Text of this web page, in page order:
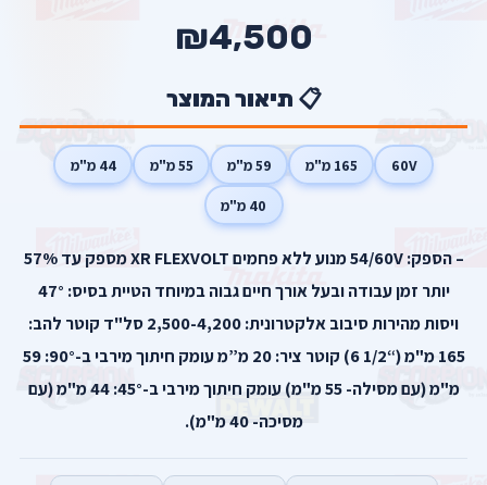
₪4,500
📋 תיאור המוצר
60V 165 מ"מ 59 מ"מ 55 מ"מ 44 מ"מ
40 מ"מ
– הספק: 54/60V מנוע ללא פחמים XR FLEXVOLT מספק עד 57%
יותר זמן עבודה ובעל אורך חיים גבוה במיוחד הטיית בסיס: 47°
ויסות מהירות סיבוב אלקטרונית: 2,500-4,200 סל"ד קוטר להב:
165 מ"מ (“1/2 6) קוטר ציר: 20 מ”מ עומק חיתוך מירבי ב-90°: 59
מ"מ (עם מסילה- 55 מ"מ) עומק חיתוך מירבי ב-45°: 44 מ"מ (עם
מסיכה- 40 מ"מ).